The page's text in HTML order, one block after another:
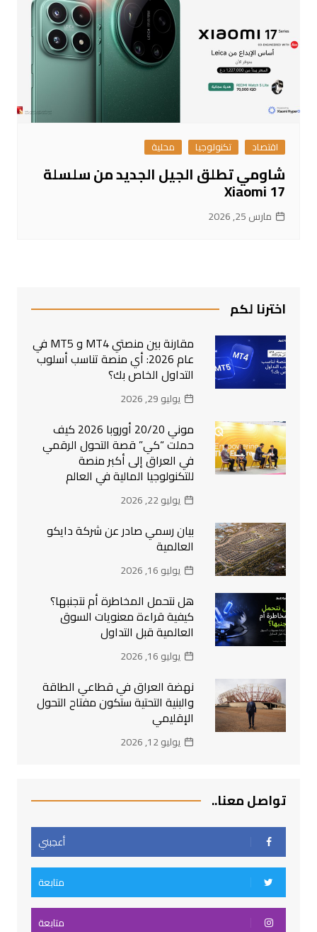
اقتصاد تكنولوجيا محلية
شاومي تطلق الجيل الجديد من سلسلة
Xiaomi 17
مارس 25, 2026
اخترنا لكم
مقارنة بين منصتي MT4 و MT5 في
عام 2026: أي منصة تناسب أسلوب
التداول الخاص بك؟
يوليو 29, 2026
موني 20/20 أوروبا 2026 كيف
حملت “كي” قصة التحول الرقمي
في العراق إلى أكبر منصة
للتكنولوجيا المالية في العالم
يوليو 22, 2026
بيان رسمي صادر عن شركة دايكو
العالمية
يوليو 16, 2026
هل نتحمل المخاطرة أم نتجنبها؟
كيفية قراءة معنويات السوق
العالمية قبل التداول
يوليو 16, 2026
نهضة العراق في قطاعي الطاقة
والبنية التحتية ستكون مفتاح التحول
الإقليمي
يوليو 12, 2026
تواصل معنا..
أعجبني
متابعة
متابعة